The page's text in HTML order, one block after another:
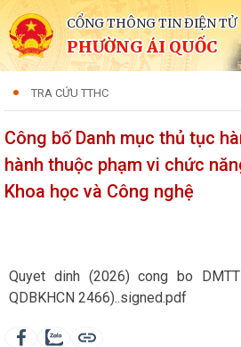
CỔNG THÔNG TIN ĐIỆN TỬ
PHƯỜNG ÁI QUỐC
TRA CỨU TTHC
Công bố Danh mục thủ tục
hành thuộc phạm vi chức
Khoa học và Công nghệ
Quyet dinh (2026) cong bo
QDBKHCN 2466)..signed.pdf